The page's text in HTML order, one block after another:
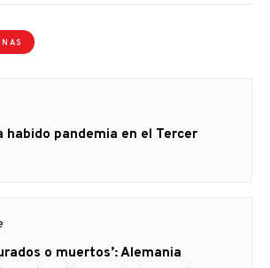
habido pandemia en el Tercer
o muertos’: Alemania